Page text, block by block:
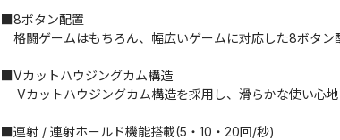
■8ボタン配置
格闘ゲームはもちろん、幅広いゲームに対応した8ボタン
■Vカットハウジングカム構造
Vカットハウジングカム構造を採用し、滑らかな使い心地
■連射 / 連射ホールド機能搭載(5・10・20回/秒)